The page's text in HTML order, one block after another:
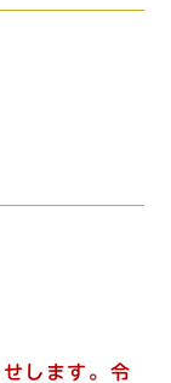
します。 令